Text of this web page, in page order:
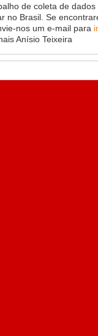
de coleta de
no Brasil. Se
nos um e-mail para
Anísio Teixeira